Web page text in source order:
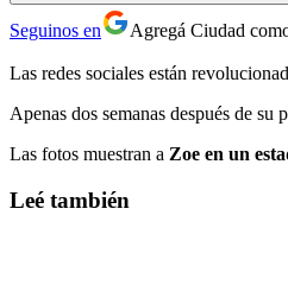
Seguinos en Agregá Ciudad
Las redes sociales están
Apenas dos semanas después de
Las fotos muestran a Zoe en un
Leé también